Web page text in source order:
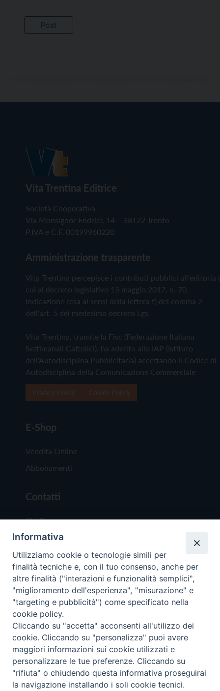
Vita Trentina Editrice
Società Cooperativa
Via Monsignor Endrici, 14 – 38122 Trento
P.IVA e C.F. 00199960220
Amministrazione trasparente
Vita Trentina percepisce i contributi pubblici all'editoria
cui al decreto legislativo 15 maggio 2017, n. 70.
Indicazione resa ai sensi della lettera f) del comma 2
dell'art. 5 del medesimo decreto Lgs.
Vita Trentina, tramite la Fisc (Federazione Italiana
Settimanali Cattolici), ha aderito allo IAP (Istituto
dell'Autodisciplina Pubblicitaria) accettando il Codice di
Autodisciplina della Comunicazione Commerciale
E-Shop
Vendita Online
Abbonamenti
Contatti
Chi Siamo
Redazione
Scrivici
Copyright © 2019 - Tutti i diritti riservati - Vita
Trentina Editrice
Privacy Policy
Torna
Informativa
Utilizziamo cookie o tecnologie simili per
finalità tecniche e, con il tuo consenso, anche per
altre finalità ("interazioni e funzionalità semplici",
"miglioramento dell'esperienza", "misurazione" e
"targeting e pubblicità") come specificato nella
cookie policy.
Cliccando su "accetta" acconsenti all'utilizzo dei
cookie. Cliccando su "personalizza" puoi avere
maggiori informazioni sui cookie utilizzati e
personalizzare le tue preferenze. Cliccando su
"rifiuta" o chiudendo questa informativa proseguirai
la navigazione installando i soli cookie tecnici.